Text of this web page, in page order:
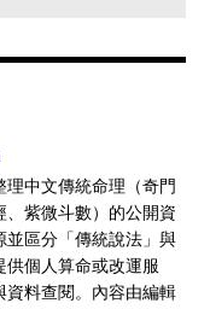
中文傳統命理（奇門
紫微斗數）的公開資
並區分「傳統說法」與
供個人算命或改運服
資料查閱。內容由編輯